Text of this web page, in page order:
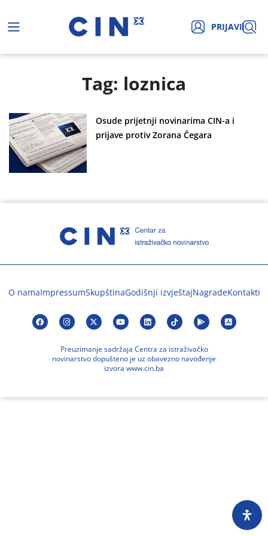
PRIJAVI
Tag: loznica
Osude prijetnji novinarima CIN-a i
prijave protiv Zorana Čegara
O namaImpressumSkupštinaGodišnji izvještajNagradeKontakti
Preuzimanje sadržaja Centra za istraživačko
novinarstvo dopušteno je uz obavezno navođenje
izvora www.cin.ba